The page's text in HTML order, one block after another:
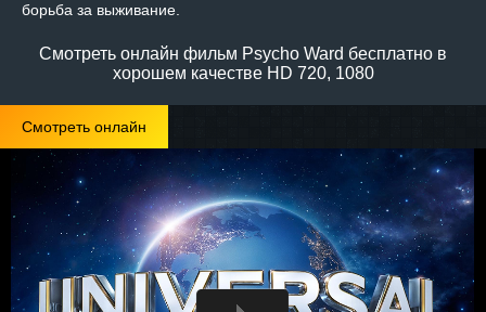
борьба за выживание.
Смотреть онлайн фильм Psycho Ward бесплатно в
хорошем качестве HD 720, 1080
Смотреть онлайн